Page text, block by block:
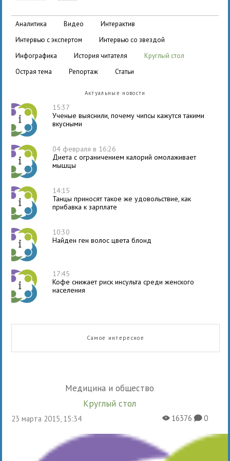
аналитика видео
интерактив
интервью с экспертом
интервью со звездой
инфографика
история читателя
круглый стол
острая тема
репортаж статьи
Актуальные новости
15:37
Ученые выяснили, почему чипсы кажутся такими
вкусными
04 февраля в 16:26
Диета с ограничением калорий омолаживает
мышцы
14:15
Танцы приносят такое же удовольствие, как
прибавка к зарплате
10:30
Найден ген волос цвета блонд
17:45
Кофе снижает риск инсульта среди женского
населения
Самое интересное
Медицина и общество
Круглый стол
23 марта 2015, 15:34 X16376K0